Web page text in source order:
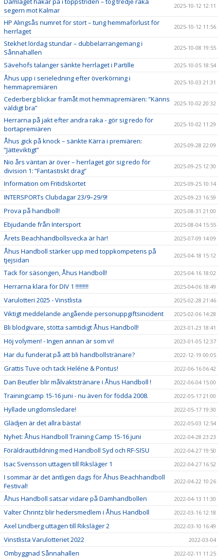
segern mot Kalmar
2025-10-12 12:11
HP Alingsås numret för stort – tung hemmaförlust för
herrlaget
2025-10-12 11:56
Stekhet lördag stundar – dubbelarrangemang i
Sånnahallen
2025-10-08 19:55
Sävehofs talanger sänkte herrlaget i Partille 2025-10-05 18:54
Åhus upp i serieledning efter överkörning i
hemmapremiären
2025-10-03 21:31
Cederberg blickar framåt mot hemmapremiären: ”Känns
väldigt bra”
2025-10-02 20:32
Herrarna på jakt efter andra raka - gör sig redo för
bortapremiären
2025-10-02 11:29
Åhus gick på knock – sänkte Kärra i premiären:
”Jätteviktigt”
2025-09-28 22:09
Nio års väntan är över – herrlaget gör sig redo för
division 1: ”Fantastiskt drag”
2025-09-25 12:30
Information om Fritidskortet 2025-09-25 10:14
INTERSPORTs Clubdagar 23/9–29/9! 2025-09-23 16:59
Prova på handboll! 2025-08-31 21:00
Ebjudande från Intersport 2025-08-04 15:55
Årets Beachhandbollsvecka är här! 2025-07-09 14:09
Åhus Handboll stärker upp med toppkompetens på
tjejsidan
2025-04-18 15:12
Tack för säsongen, Åhus Handboll! 2025-04-16 18:02
Herrarna klara för DIV 1 !!!!!!!!! 2025-04-06 18:49
Varulotteri 2025 - Vinstlista 2025-02-28 21:46
Viktigt meddelande angående personuppgiftsincident 2025-02-06 14:28
Bli blodgivare, stötta samtidigt Åhus Handboll! 2023-01-23 18:41
Höj volymen! - Ingen annan är som vi! 2023-01-05 12:37
Har du funderat på att bli handbollstränare? 2022-12-19 00:05
Grattis Tuve och tack Heléne & Pontus! 2022-06-16 06:42
Dan Beutler blir målvaktstränare i Åhus Handboll ! 2022-06-04 15:00
Trainingcamp 15-16 juni - nu även för födda 2008. 2022-05-17 21:00
Hyllade ungdomsledare! 2022-05-17 19:30
Glädjen är det allra bästa! 2022-05-03 12:54
Nyhet: Åhus Handboll Training Camp 15-16 juni 2022-04-28 23:23
Föräldrautbildning med Handboll Syd och RF-SISU 2022-04-27 19:50
Isac Svensson uttagen till Riksläger 1 2022-04-27 16:52
I sommar är det äntligen dags för Åhus Beachhandboll
Festival!
2022-04-22 10:26
Åhus Handboll satsar vidare på Damhandbollen 2022-04-13 11:30
Valter Chrintz blir hedersmedlem i Åhus Handboll 2022-03-16 12:18
Axel Lindberg uttagen till Riksläger 2 2022-03-10 16:49
Vinstlista Varulotteriet 2022 2022-03-04
Ombyggnad Sånnahallen 2022-02-11 11:25